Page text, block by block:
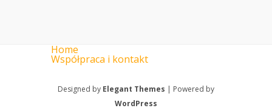
Home
Współpraca i kontakt
Designed by Elegant Themes | Powered by
WordPress